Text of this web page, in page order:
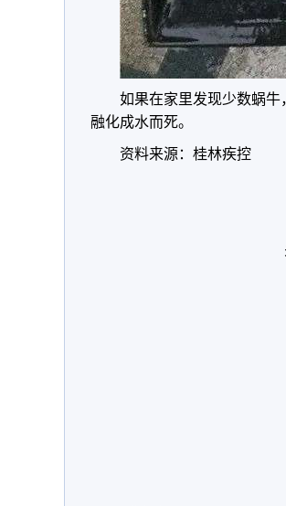
如果在家里发现少数蜗
融化成水而死。
资料来源：桂林疾控